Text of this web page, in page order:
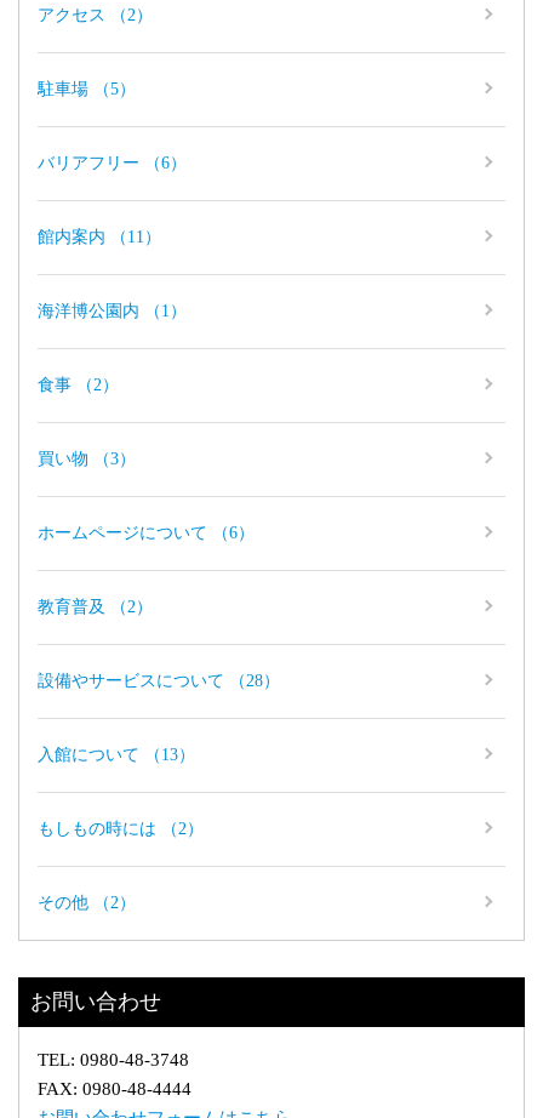
アクセス （2）
駐車場 （5）
バリアフリー （6）
館内案内 （11）
海洋博公園内 （1）
食事 （2）
買い物 （3）
ホームページについて （6）
教育普及 （2）
設備やサービスについて （28）
入館について （13）
もしもの時には （2）
その他 （2）
お問い合わせ
TEL: 0980-48-3748
FAX: 0980-48-4444